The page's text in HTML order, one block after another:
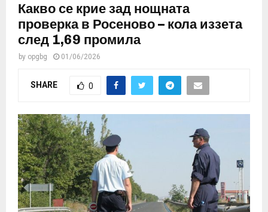
Какво се крие зад нощната
проверка в Росеново – кола иззета
след 1,69 промила
by opgbg 01/06/2026
SHARE 0